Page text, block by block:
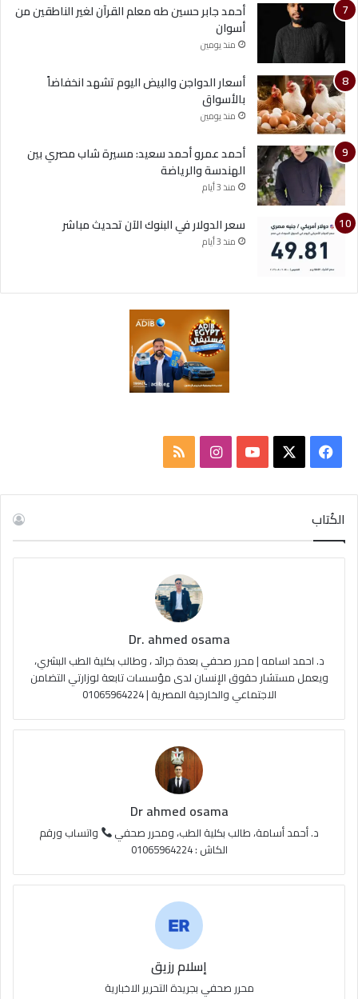
أحمد جابر حسين طه معلم القرآن لغير الناطقين من
أسوان
منذ يومين
أسعار الدواجن والبيض اليوم تشهد انخفاضاً
بالأسواق
منذ يومين
أحمد عمرو أحمد سعيد: مسيرة شاب مصري بين
الهندسة والرياضة
منذ 3 أيام
سعر الدولار في البنوك الآن تحديث مباشر
منذ 3 أيام
س
ب
u
e
ت
ا
م
ص
ا
ل
م
و
R
S
S
الكُتاب
Dr. ahmed osama
د. احمد اسامه | محرر صحفي بعدة جرائد ، وطالب بكلية الطب البشري،
ويعمل مستشار حقوق الإنسان لدى مؤسسات تابعة لوزارتي التضامن
الاجتماعي والخارجية المصرية | 01065964224
Dr ahmed osama
د. أحمد أسامة، طالب بكلية الطب، ومحرر صحفي
واتساب ورقم
الكاش : 01065964224
إسلام رزيق
محرر صحفي بجريدة التحرير الاخبارية